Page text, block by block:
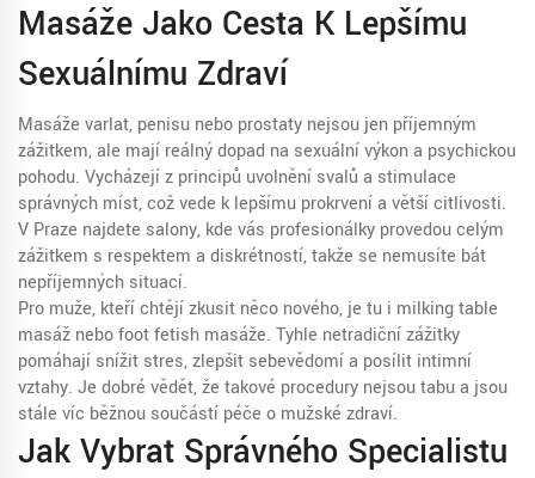
Masáže Jako Cesta K Lepšímu
Sexuálnímu Zdraví
Masáže varlat, penisu nebo prostaty nejsou jen příjemným
zážitkem, ale mají reálný dopad na sexuální výkon a psychickou
pohodu. Vycházejí z principů uvolnění svalů a stimulace
správných míst, což vede k lepšímu prokrvení a větší citlivosti.
V Praze najdete salony, kde vás profesionálky provedou celým
zážitkem s respektem a diskrétností, takže se nemusíte bát
nepříjemných situací.
Pro muže, kteří chtějí zkusit něco nového, je tu i milking table
masáž nebo foot fetish masáže. Tyhle netradiční zážitky
pomáhají snížit stres, zlepšit sebevědomí a posílit intimní
vztahy. Je dobré vědět, že takové procedury nejsou tabu a jsou
stále víc běžnou součástí péče o mužské zdraví.
Jak Vybrat Správného Specialistu